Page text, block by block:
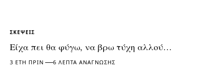
ΣΚΈΨΕΙΣ
Είχα πει θα φύγω, να βρω τύχη αλλού…
3 ΈΤΗ ΠΡΙΝ 6 ΛΕΠΤΆ ΑΝΆΓΝΩΣΗΣ